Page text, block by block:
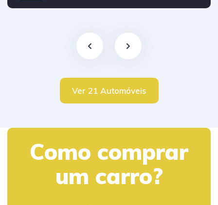
Ver 21 Automóveis
Como comprar
um carro?